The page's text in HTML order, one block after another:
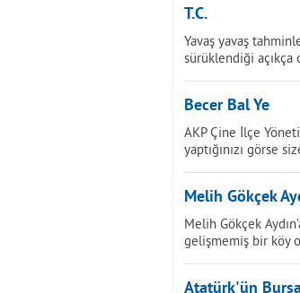
T.C.
Yavaş yavaş
sürüklendiği açıkça
Becer Bal Ye
AKP Çine İlçe
yaptığınızı görse
Melih Gökçek
Melih Gökçek
gelişmemiş bir köy